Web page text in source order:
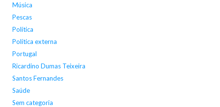
Música
Pescas
Política
Política externa
Portugal
Ricardino Dumas Teixeira
Santos Fernandes
Saúde
Sem categoria